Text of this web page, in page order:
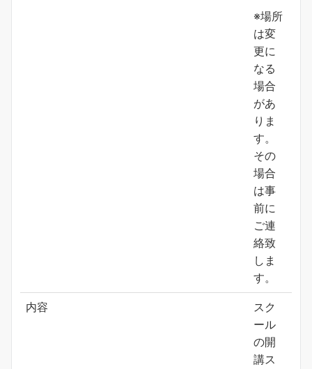
※場所
は変
更に
なる
場合
があ
りま
す。
その
場合
は事
前に
ご連
絡致
しま
す。
内容
スク
ール
の開
講ス